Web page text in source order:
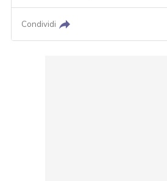
Condividi